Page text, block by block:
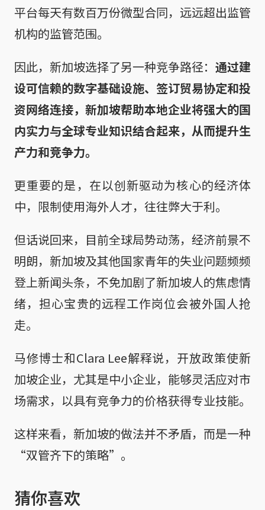
平台每天有数百万份微型合同，远远超出监管
机构的监管范围。
因此，新加坡选择了另一种竞争路径： 通过建
设可信赖的数字基础设施、签订贸易协定和投
资网络连接，新加坡帮助本地企业将强大的国
内实力与全球专业知识结合起来，从而提升生
产力和竞争力。
更重要的是，在以创新驱动为核心的经济体
中，限制使用海外人才，往往弊大于利。
但话说回来，目前全球局势动荡，经济前景不
明朗，新加坡及其他国家青年的失业问题频频
登上新闻头条，不免加剧了新加坡人的焦虑情
绪，担心宝贵的远程工作岗位会被外国人抢
走。
马修博士和Clara Lee解释说，开放政策使新
加坡企业，尤其是中小企业，能够灵活应对市
场需求，以具有竞争力的价格获得专业技能。
这样来看，新加坡的做法并不矛盾，而是一种
“双管齐下的策略”。
猜你喜欢